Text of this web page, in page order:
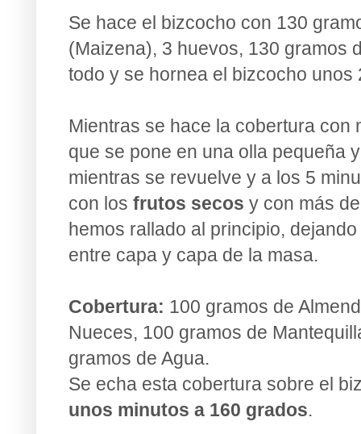
Se hace el bizcocho con 130
(Maizena), 3 huevos, 130 gramos
todo y se hornea el bizcocho unos
Mientras se hace la cobertura con
que se pone en una olla pequeña
mientras se revuelve y a los 5
con los frutos secos y con más
hemos rallado al principio,
entre capa y capa de la masa.
Cobertura: 100 gramos de
Nueces, 100 gramos de
gramos de Agua.
Se echa esta cobertura sobre el
unos minutos a 160 grados.